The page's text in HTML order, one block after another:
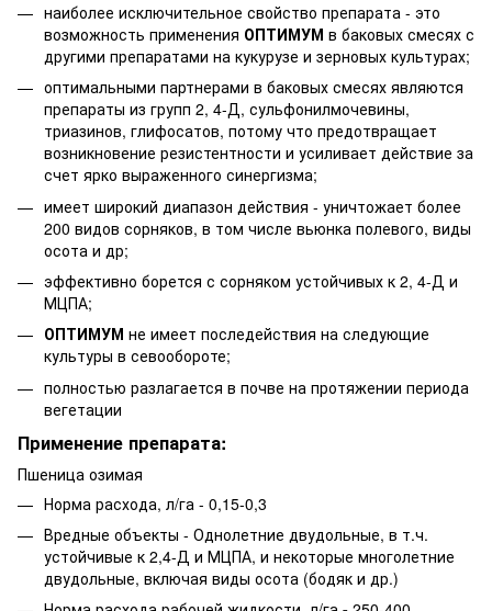
наиболее исключительное свойство препарата - это
возможность применения ОПТИМУМ в баковых смесях с
другими препаратами на кукурузе и зерновых культурах;
оптимальными партнерами в баковых смесях являются
препараты из групп 2, 4-Д, сульфонилмочевины,
триазинов, глифосатов, потому что предотвращает
возникновение резистентности и усиливает действие за
счет ярко выраженного синергизма;
имеет широкий диапазон действия - уничтожает более
200 видов сорняков, в том числе вьюнка полевого, виды
осота и др;
эффективно борется с сорняком устойчивых к 2, 4-Д и
МЦПА;
ОПТИМУМ не имеет последействия на следующие
культуры в севообороте;
полностью разлагается в почве на протяжении периода
вегетации
Применение препарата:
Пшеница озимая
Норма расхода, л/га - 0,15-0,3
Вредные объекты - Однолетние двудольные, в т.ч.
устойчивые к 2,4-Д и МЦПА, и некоторые многолетние
двудольные, включая виды осота (бодяк и др.)